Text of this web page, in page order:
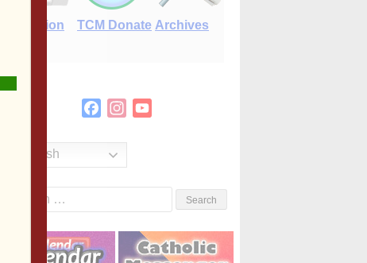
E-Edition TCM Donate Archives
FacebookInstagram
English